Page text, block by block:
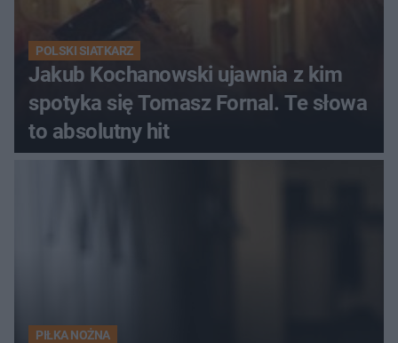
POLSKI SIATKARZ
Jakub Kochanowski ujawnia z kim
spotyka się Tomasz Fornal. Te słowa
to absolutny hit
PIŁKA NOŻNA